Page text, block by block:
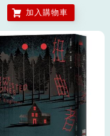
加入購物車